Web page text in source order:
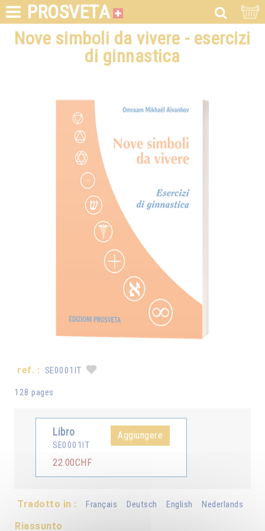
PROSVETA
Nove simboli da vivere - esercizi
di ginnastica
ref. : SE0001IT
128 pages
Libro
SE0001IT
22.00CHF
Aggiungere
Tradotto in : Français Deutsch English Nederlands
Riassunto